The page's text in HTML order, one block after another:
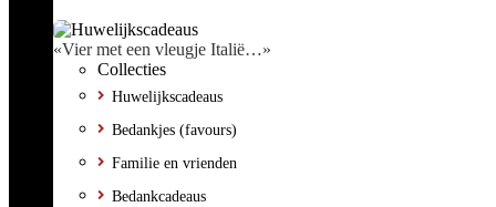
«Vier met een vleugje Italië…»
Collecties
Huwelijkscadeaus
Bedankjes (favours)
Familie en vrienden
Bedankcadeaus